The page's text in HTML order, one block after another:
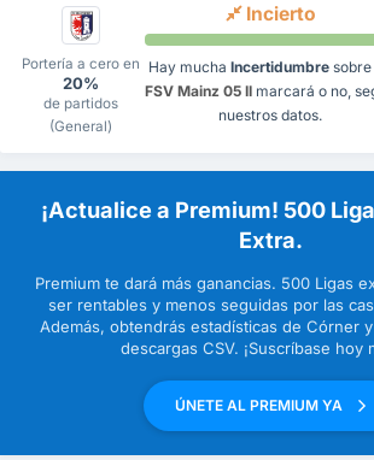
Portería a cero en
20%
de partidos
(General)
Incierto
Hay mucha Incertidumbre sobre
FSV Mainz 05 II marcará o no,
nuestros datos.
¡Actualice a Premium! 500
Extra.
Premium te dará más ganancias. 500 Ligas
ser rentables y menos seguidas por las
Además, obtendrás estadísticas de Córner
descargas CSV. ¡Suscríbase hoy
ÚNETE AL PREMIUM YA